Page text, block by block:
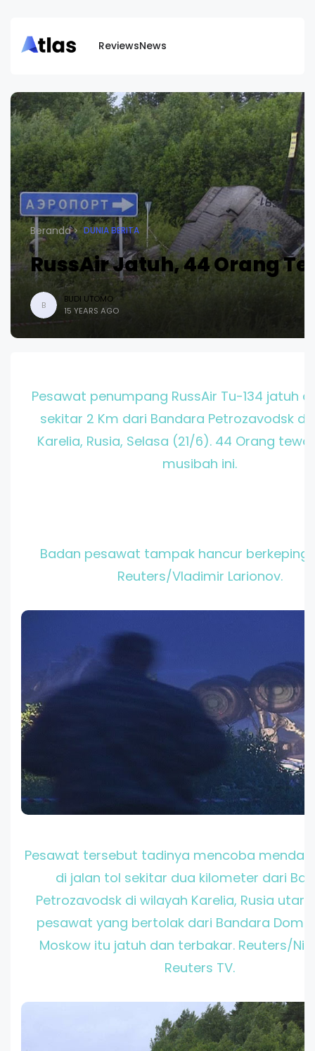
ReviewsNews
Beranda DUNIA BERITA
RussAir Jatuh, 44 Orang
B
BUDI UTOMO
15 YEARS AGO
Pesawat penumpang RussAir Tu-134 jatuh
sekitar 2 Km dari Bandara Petrozavodsk di
Karelia, Rusia, Selasa (21/6). 44 Orang
musibah ini.
Badan pesawat tampak hancur
Reuters/Vladimir Larionov.
Pesawat tersebut tadinya mencoba
di jalan tol sekitar dua kilometer dari
Petrozavodsk di wilayah Karelia, Rusia
pesawat yang bertolak dari Bandara
Moskow itu jatuh dan terbakar. Reuters/
Reuters TV.